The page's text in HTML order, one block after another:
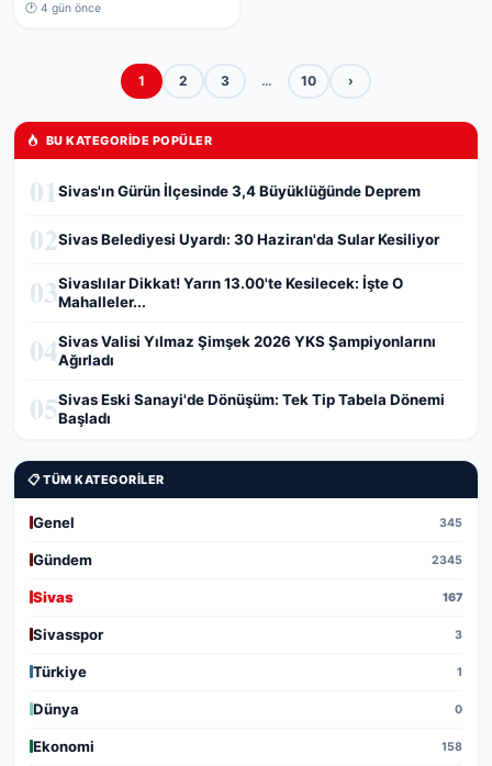
🕐 4 gün önce
1 2 3 … 10 ›
BU KATEGORIDE POPÜLER
01Sivas'ın Gürün İlçesinde 3,4 Büyüklüğünde Deprem
02Sivas Belediyesi Uyardı: 30 Haziran'da Sular Kesiliyor
03Sivaslılar Dikkat! Yarın 13.00'te Kesilecek: İşte O
Mahalleler...
04Sivas Valisi Yılmaz Şimşek 2026 YKS Şampiyonlarını
Ağırladı
05Sivas Eski Sanayi'de Dönüşüm: Tek Tip Tabela Dönemi
Başladı
📋 TÜM KATEGORILER
Genel 345
Gündem 2345
Sivas 167
Sivasspor 3
Türkiye 1
Dünya 0
Ekonomi 158